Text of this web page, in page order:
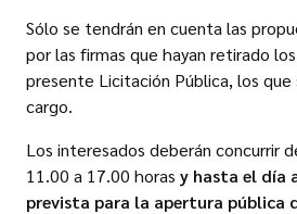
Sólo se tendrán en cuenta las
por las firmas que hayan retirado
presente Licitación Pública, los que
cargo.
Los interesados deberán concurrir
11.00 a 17.00 horas y hasta el día
prevista para la apertura pública